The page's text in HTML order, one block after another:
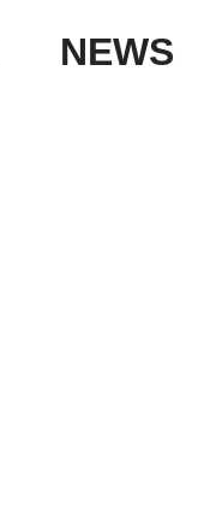
NEWS